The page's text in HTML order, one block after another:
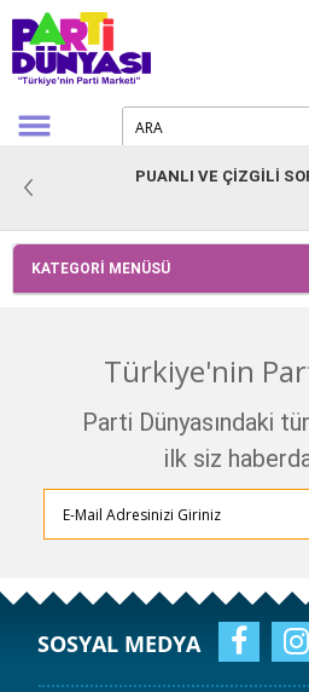
PUANLI VE ÇİZGİLİ
KATEGORI MENÜSÜ
Türkiye'nin
Parti Dünyasındaki
ilk siz
SOSYAL MEDYA